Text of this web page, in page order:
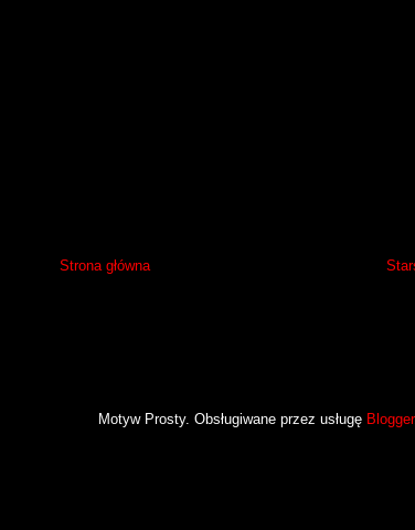
Strona główna
Motyw Prosty. Obsługiwane przez usługę Blogger.